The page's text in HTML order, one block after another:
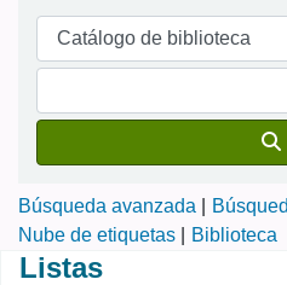
Búsqueda avanzada
Nube de etiquetas
Biblioteca
Listas